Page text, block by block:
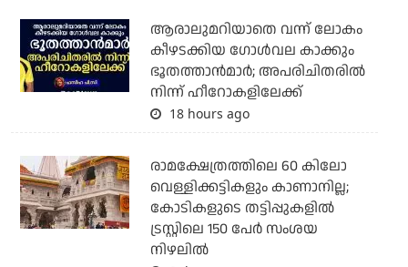
ആരാലുമറിയാതെ വന്ന് ലോകം
കീഴടക്കിയ ഗോള്‍വല കാക്കും
ഭൂതത്താന്‍മാര്‍; അപരിചിതരില്‍
നിന്ന് ഹീറോകളിലേക്ക്
18 hours ago
രാമക്ഷേത്രത്തിലെ 60 കിലോ
വെള്ളിക്കട്ടികളും കാണാനില്ല;
കോടികളുടെ തട്ടിപ്പുകളില്‍
ട്രസ്റ്റിലെ 150 പേര്‍ സംശയ
നിഴലില്‍